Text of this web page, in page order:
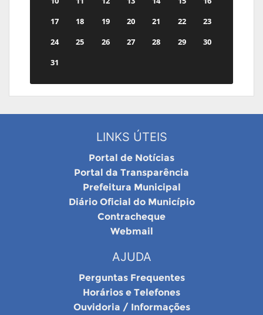
17
18 19 20 21 22
23
24
25 26 27 28 29
30
31
LINKS ÚTEIS
Portal de Notícias
Portal da Transparência
Prefeitura Municipal
Diário Oficial do Município
Contracheque
Webmail
AJUDA
Perguntas Frequentes
Horários e Telefones
Ouvidoria / Informações